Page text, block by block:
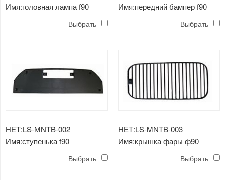
Имя:головная лампа f90
Выбрать
Имя:передний бампер f90
Выбрать
НЕТ:LS-MNTB-002
Имя:ступенька f90
Выбрать
НЕТ:LS-MNTB-003
Имя:крышка фары ф90
Выбрать